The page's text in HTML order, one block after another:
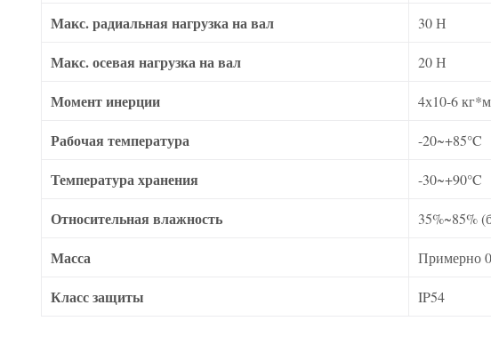
Макс. радиальная нагрузка на вал 30 Н
Макс. осевая нагрузка на вал 20 Н
Момент инерции 4х10-6
Рабочая температура -20~+85°C
Температура хранения -30~+90°C
Относительная влажность 35%~85%
Масса Примерно
Класс защиты IP54